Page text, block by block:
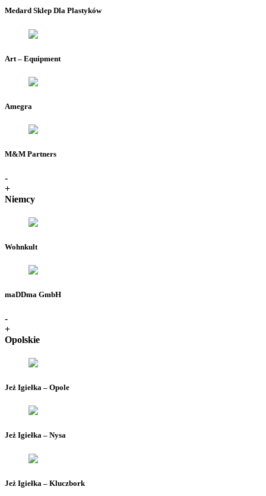
Medard Sklep Dla Plastyków
Art – Equipment
Amegra
M&M Partners
-
+
Niemcy
Wohnkult
maDDma GmbH
-
+
Opolskie
Jeż Igiełka – Opole
Jeż Igiełka – Nysa
Jeż Igiełka – Kluczbork